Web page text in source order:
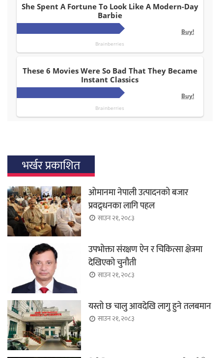
भर्खर प्रकाशित
ओमानमा नेपाली उत्पादनको बजार
प्रवद्र्धनका लागि पहल
साउन २१, २०८३
उपभोक्ता संरक्षण ऐन र चिकित्सा क्षेत्रमा
देखिएको चुनौती
साउन २१, २०८३
यस्तो छ चालु आवदेखि लागु हुने तलबमान
साउन २१, २०८३